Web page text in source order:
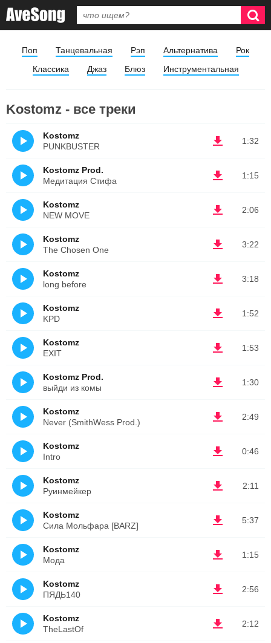
Поп Танцевальная Рэп Альтернатива
Рок
Классика
Джаз Блюз Инструментальная
Kostomz - все треки
1:32
Kostomz
PUNKBUSTER
1:15
Kostomz Prod.
Медитация Стифа
2:06
Kostomz
NEW MOVE
3:22
Kostomz
The Chosen One
3:18
Kostomz
long before
1:52
Kostomz
KPD
1:53
Kostomz
EXIT
1:30
Kostomz Prod.
выйди из комы
2:49
Kostomz
Never (SmithWess Prod.)
0:46
Kostomz
Intro
2:11
Kostomz
Руинмейкер
5:37
Kostomz
Сила Мольфара [BARZ]
1:15
Kostomz
Мода
2:56
Kostomz
ПЯДЬ140
2:12
Kostomz
TheLastOf